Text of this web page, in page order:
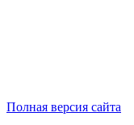
Полная версия сайта